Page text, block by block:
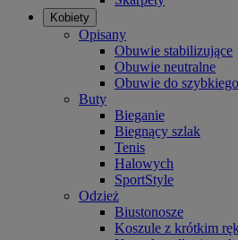
Kobiety
Opisany
Obuwie stabilizujące
Obuwie neutralne
Obuwie do
Buty
Bieganie
Biegnący szlak
Tenis
Halowych
SportStyle
Odzież
Biustonosze
Koszule z krótkim